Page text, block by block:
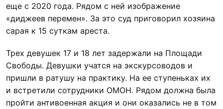
еще с 2020 года. Рядом с ней изображение
«диджеев перемен». За это суд приговорил хозяина
сарая к 15 суткам ареста.
Трех девушек 17 и 18 лет задержали на Площади
Свободы. Девушки учатся на экскурсоводов и
пришли в ратушу на практику. На ее ступеньках их
и встретили сотрудники ОМОН. Рядом должна была
пройти антивоенная акция и они оказались не в том